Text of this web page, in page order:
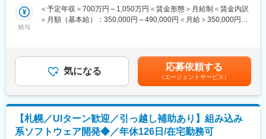
に応じた研修体制が確立しております。
※異動制度なども活発に行われているため、「やりたい」を叶えら
~働きやすい環境・教育制度~
・平均有給所得日数18.5日(2024年度実績)・リフレッシュ休暇
有・介護休暇有(通算1年可)・初年度から有給最大24日付与
暇・不妊治療休暇有・産休所得者数26名(2023年度実績)
・働き方制度：フレックスタイム制度有・サテライトオフィス
有・在宅勤務有
る具体的な役職・役割については同種のシステム開発経験や技量
に応じてアサインします。
・役割：ITスペシャリスト
・業務内容：役職・技量等に応じて以下の開発業務からアサイン
- 公的ICカード用OSの商品企画
- 公的ICカード用OSの設計・製造管理・試験、試験ツールの開
発、セキュリティ認定(CC認証)の取得、PJ管理(QCD管理)
- 公的ICカード利用システム開発の技術支援
給与
＜予定年収＞700万円～1,050万円＜賃金形態＞月給制＜賃金内訳
＞月額（基本給）：350,000円～490,000円＜月給＞350,000円～
気になる 応募依頼する
（エージェントサービス）
【札幌／UIターン歓迎／引っ越し補助あり】組み込み
系ソフトウェア開発◆／年休126日/在宅勤務可